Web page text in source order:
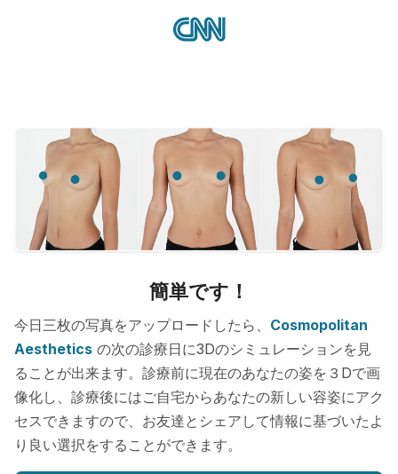
簡単です！
今日三枚の写真をアップロードしたら、 Cosmopolitan
Aesthetics の次の診療日に3Dのシミュレーションを見
ることが出来ます。診療前に現在のあなたの姿を３Dで画
像化し、診療後にはご自宅からあなたの新しい容姿にアク
セスできますので、お友達とシェアして情報に基づいたよ
り良い選択をすることができます。